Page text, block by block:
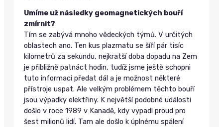
Umíme už následky geomagnetických bouří
zmírnit?
Tím se zabývá mnoho vědeckých týmů. V určitých
oblastech ano. Ten kus plazmatu se šíří pár tisíc
kilometrů za sekundu, nejkratší doba dopadu na Zem
je přibližně patnáct hodin, tudíž jsme ještě schopni
tuto informaci předat dál a je možnost některé
přístroje uspat. Ale velkým problémem těchto bouří
jsou výpadky elektřiny. K největší podobné události
došlo v roce 1989 v Kanadě, kdy vypadl proud pro
šest milionů lidí. Tam ale došlo k úplnému spálení